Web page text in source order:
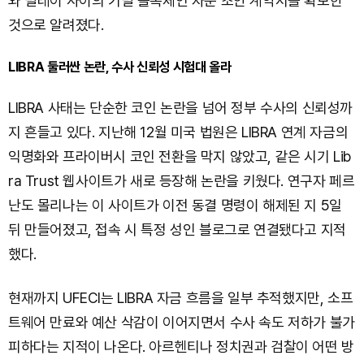
것으로 알려졌다.
LIBRA 둘러싼 논란, 수사 신뢰성 시험대 올라
LIBRA 사태는 단순한 코인 논란을 넘어 정부 수사의 신뢰성까
지 흔들고 있다. 지난해 12월 미국 법원은 LIBRA 연계 자금의
익명화와 프라이버시 코인 전환을 막지 않았고, 같은 시기 Lib
ra Trust 웹사이트가 새로 등장해 논란을 키웠다. 연구자 페르
난도 몰리나는 이 사이트가 이전 동결 명령이 해제된 지 5일
뒤 만들어졌고, 접속 시 특정 성인 블로그로 연결됐다고 지적
했다.
현재까지 UFECI는 LIBRA 자금 흐름을 일부 추적했지만, 소프
트웨어 만료와 예산 삭감이 이어지면서 수사 속도 저하가 불가
피하다는 지적이 나온다. 아르헨티나 정치권과 검찰이 어떤 방